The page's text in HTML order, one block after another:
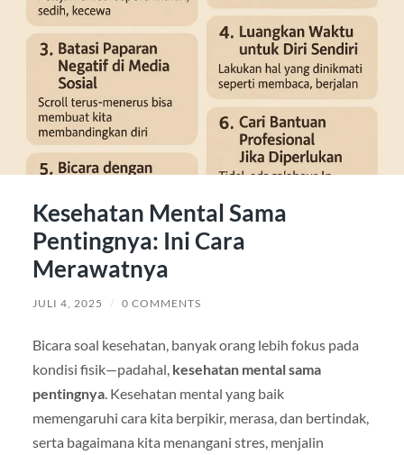
Kesehatan Mental Sama
Pentingnya: Ini Cara
Merawatnya
JULI 4, 2025 / 0 COMMENTS
Bicara soal kesehatan, banyak orang lebih fokus pada
kondisi fisik—padahal, kesehatan mental sama
pentingnya. Kesehatan mental yang baik
memengaruhi cara kita berpikir, merasa, dan bertindak,
serta bagaimana kita menangani stres, menjalin